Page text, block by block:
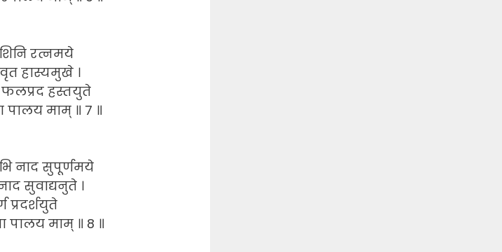
रत्नमये
हास्यमुखे ।
फलप्रद हस्तयुते
पालय माम् ॥ 7 ॥
नाद सुपूर्णमये
सुवाद्यनुते ।
माम् ॥ 8 ॥